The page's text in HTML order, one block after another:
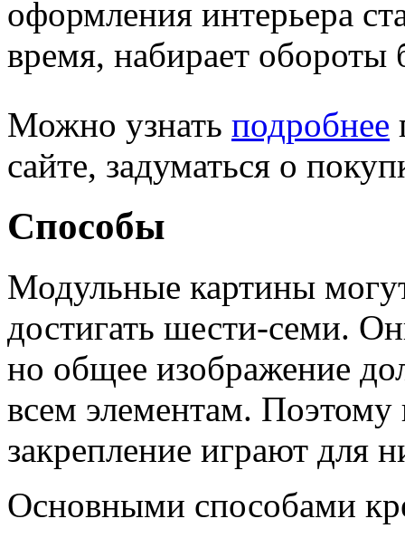
оформления интерьера
время, набирает обороты
Можно узнать подробнее
сайте, задуматься о
Способы
Модульные картины
достигать шести-семи.
но общее изображение
всем элементам. Поэтому
закрепление играют для
Основными способами